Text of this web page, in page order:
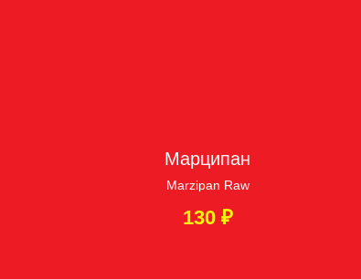
Марципан
Marzipan Raw
130 ₽